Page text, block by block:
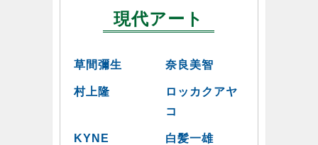
現代アート
草間彌生 奈良美智
村上隆
ロッカクアヤ
コ
KYNE 白髪一雄